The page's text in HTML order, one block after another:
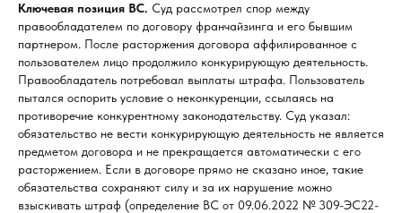
Ключевая позиция ВС. Суд рассмотрел спор между
правообладателем по договору франчайзинга и его бывшим
партнером. После расторжения договора аффилированное с
пользователем лицо продолжило конкурирующую деятельность.
Правообладатель потребовал выплаты штрафа. Пользователь
пытался оспорить условие о неконкуренции, ссылаясь на
противоречие конкурентному законодательству. Суд указал:
обязательство не вести конкурирующую деятельность не является
предметом договора и не прекращается автоматически с его
расторжением. Если в договоре прямо не сказано иное, такие
обязательства сохраняют силу и за их нарушение можно
взыскивать штраф (определение ВС от 09.06.2022 № 309-ЭС22-